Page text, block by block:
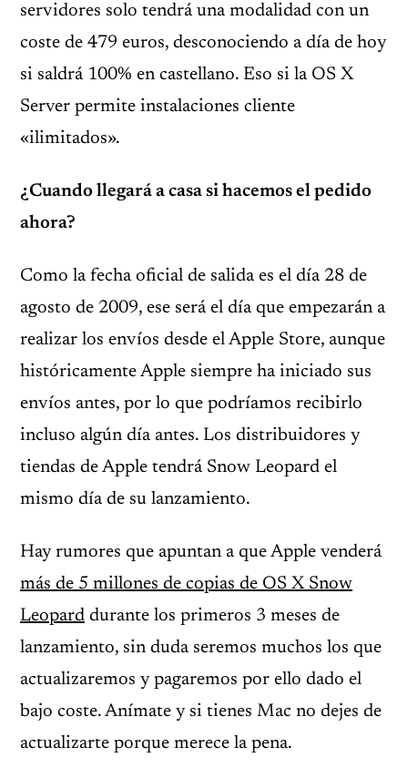
servidores solo tendrá una modalidad con un
coste de 479 euros, desconociendo a día de hoy
si saldrá 100% en castellano. Eso si la OS X
Server permite instalaciones cliente
«ilimitados».
¿Cuando llegará a casa si hacemos el pedido
ahora?
Como la fecha oficial de salida es el día 28 de
agosto de 2009, ese será el día que empezarán a
realizar los envíos desde el Apple Store, aunque
históricamente Apple siempre ha iniciado sus
envíos antes, por lo que podríamos recibirlo
incluso algún día antes. Los distribuidores y
tiendas de Apple tendrá Snow Leopard el
mismo día de su lanzamiento.
Hay rumores que apuntan a que Apple venderá
más de 5 millones de copias de OS X Snow
Leopard durante los primeros 3 meses de
lanzamiento, sin duda seremos muchos los que
actualizaremos y pagaremos por ello dado el
bajo coste. Anímate y si tienes Mac no dejes de
actualizarte porque merece la pena.